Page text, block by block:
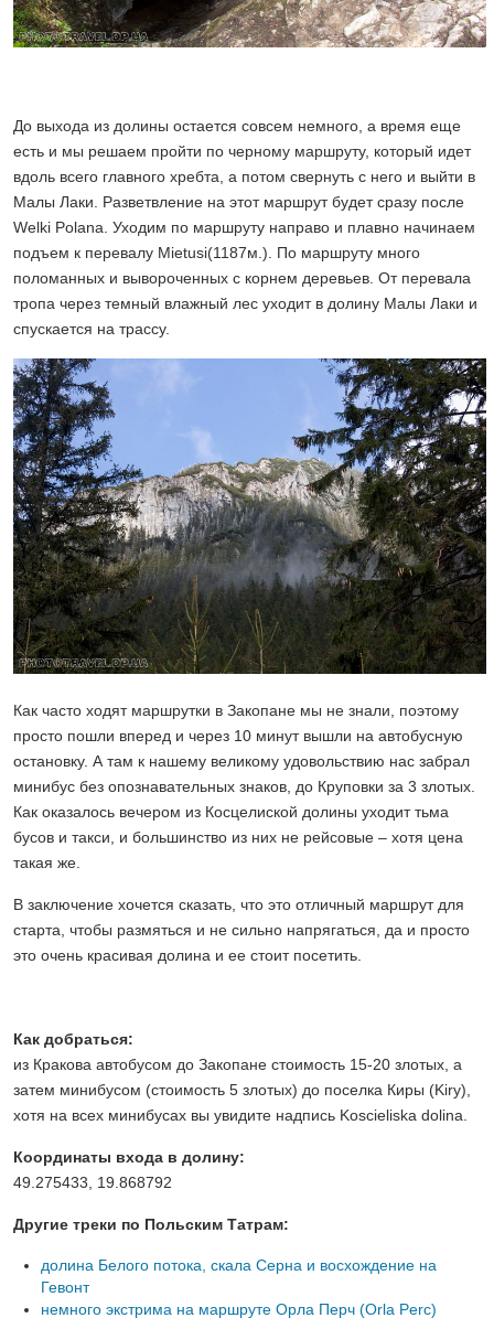
До выхода из долины остается совсем немного, а время еще
есть и мы решаем пройти по черному маршруту, который идет
вдоль всего главного хребта, а потом свернуть с него и выйти в
Малы Лаки. Разветвление на этот маршрут будет сразу после
Welki Polana. Уходим по маршруту направо и плавно начинаем
подъем к перевалу Mietusi(1187м.). По маршруту много
поломанных и вывороченных с корнем деревьев. От перевала
тропа через темный влажный лес уходит в долину Малы Лаки и
спускается на трассу.
Как часто ходят маршрутки в Закопане мы не знали, поэтому
просто пошли вперед и через 10 минут вышли на автобусную
остановку. А там к нашему великому удовольствию нас забрал
минибус без опознавательных знаков, до Круповки за 3 злотых.
Как оказалось вечером из Косцелиской долины уходит тьма
бусов и такси, и большинство из них не рейсовые – хотя цена
такая же.
В заключение хочется сказать, что это отличный маршрут для
старта, чтобы размяться и не сильно напрягаться, да и просто
это очень красивая долина и ее стоит посетить.
Как добраться:
из Кракова автобусом до Закопане стоимость 15-20 злотых, а
затем минибусом (стоимость 5 злотых) до поселка Киры (Kiry),
хотя на всех минибусах вы увидите надпись Koscieliska dolina.
Координаты входа в долину:
49.275433, 19.868792
Другие треки по Польским Татрам:
долина Белого потока, скала Серна и восхождение на
Гевонт
немного экстрима на маршруте Орла Перч (Orla Perc)